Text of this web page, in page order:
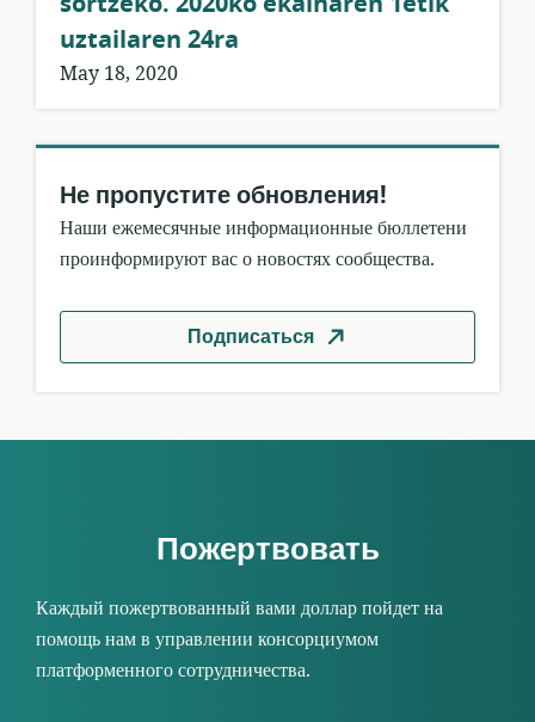
uztailaren 24ra
May 18, 2020
Не пропустите обновления!
Наши ежемесячные информационные бюллетени
проинформируют вас о новостях сообщества.
Подписаться
Пожертвовать
Каждый пожертвованный вами доллар пойдет на
помощь нам в управлении консорциумом
платформенного сотрудничества.